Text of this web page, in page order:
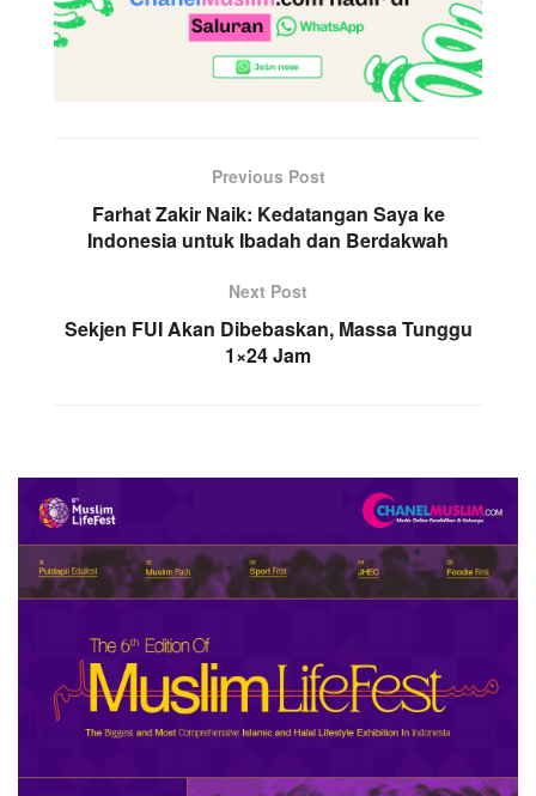
Previous Post
Farhat Zakir Naik: Kedatangan Saya ke
Indonesia untuk Ibadah dan Berdakwah
Next Post
Sekjen FUI Akan Dibebaskan, Massa Tunggu
1×24 Jam